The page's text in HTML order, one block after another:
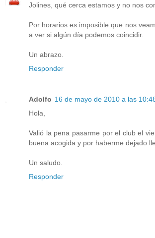
Jolines, qué cerca estamos y no nos
Por horarios es imposible que nos
a ver si algún día podemos coincidir.
Un abrazo.
Responder
Adolfo 16 de mayo de 2010 a las
Hola,
Valió la pena pasarme por el club el
buena acogida y por haberme dejado
Un saludo.
Responder